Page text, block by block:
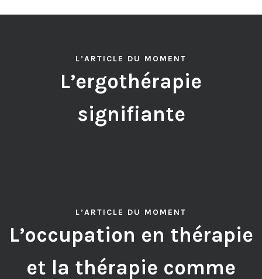
L’ARTICLE DU MOMENT
L’ergothérapie
signifiante
L’ARTICLE DU MOMENT
L’occupation en thérapie
et la thérapie comme